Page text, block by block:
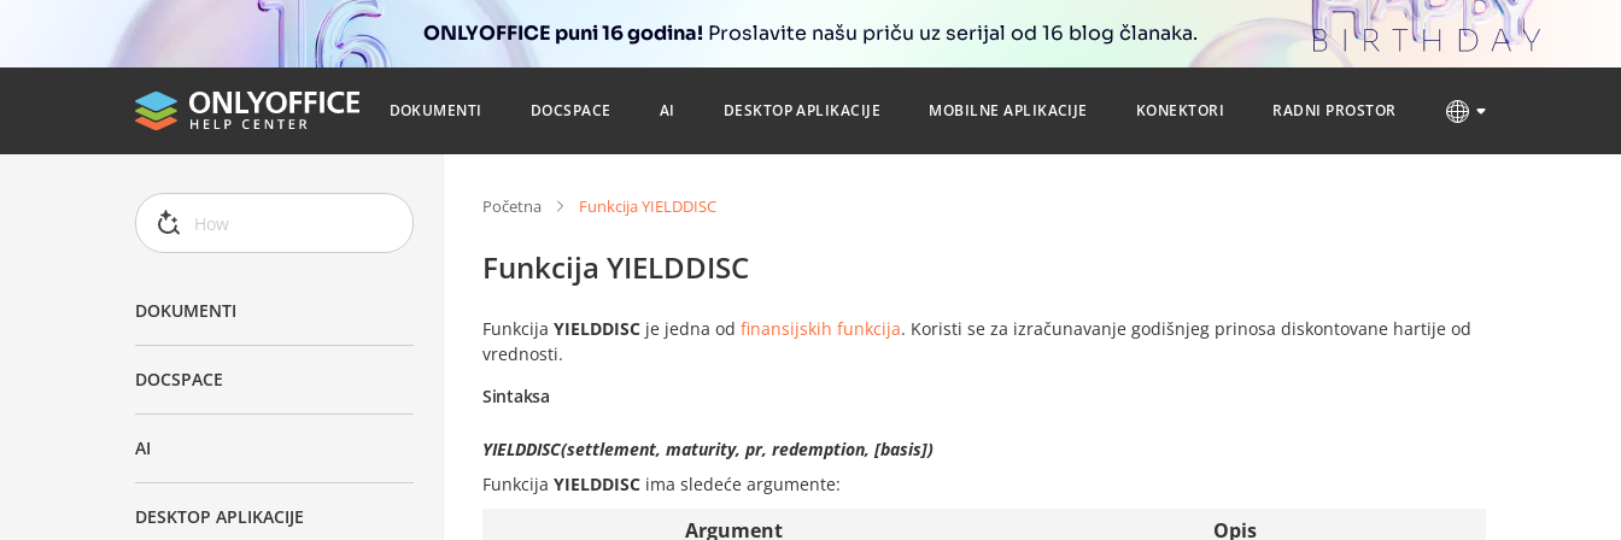
ONLYOFFICE puni 16 godina! Proslavite našu priču uz serijal od 16 blog članaka.
DOKUMENTI DOCSPACE AI DESKTOP APLIKACIJE MOBILNE APLIKACIJE KONEKTORI RADNI PROSTOR
DOKUMENTI
DOCSPACE
AI
DESKTOP APLIKACIJE
Početna Funkcija YIELDDISC
Funkcija YIELDDISC
Funkcija YIELDDISC je jedna od finansijskih funkcija. Koristi se za izračunavanje godišnjeg prinosa diskontovane hartije od
vrednosti.
Sintaksa
YIELDDISC(settlement, maturity, pr, redemption, [basis])
Funkcija YIELDDISC ima sledeće argumente:
Argument Opis